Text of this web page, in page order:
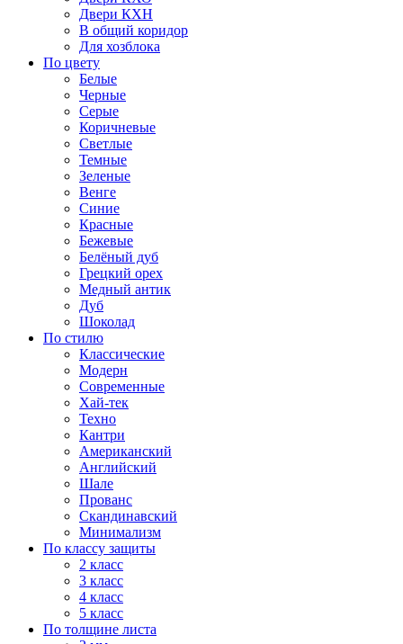
Двери КХН
В общий коридор
Для хозблока
По цвету
Белые
Черные
Серые
Коричневые
Светлые
Темные
Зеленые
Венге
Синие
Красные
Бежевые
Белёный дуб
Грецкий орех
Медный антик
Дуб
Шоколад
По стилю
Классические
Модерн
Современные
Хай-тек
Техно
Кантри
Американский
Английский
Шале
Прованс
Скандинавский
Минимализм
По классу защиты
2 класс
3 класс
4 класс
5 класс
По толщине листа